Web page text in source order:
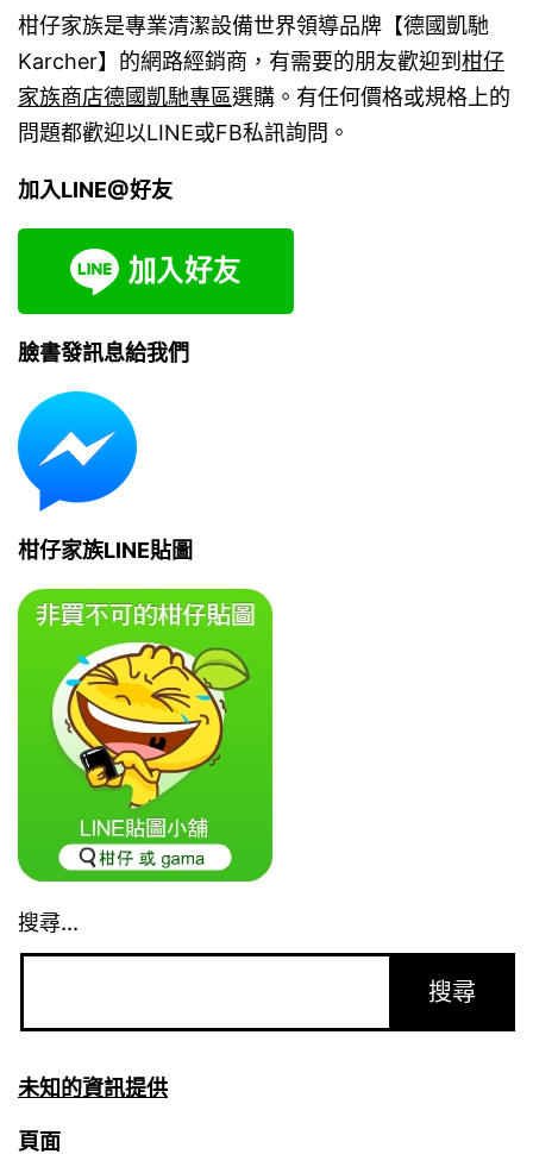
柑仔家族是專業清潔設備世界領導品牌【德國凱馳
Karcher】的網路經銷商，有需要的朋友歡迎到 柑仔
家族商店德國凱馳專區選購。有任何價格或規格上的
問題都歡迎以LINE或FB私訊詢問。
加入LINE@好友
臉書發訊息給我們
柑仔家族LINE貼圖
搜尋...
未知的資訊提供
頁面